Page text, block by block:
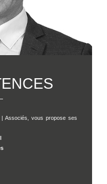
| Associés, vous propose ses